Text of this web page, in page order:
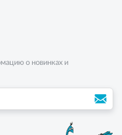
о новинках и